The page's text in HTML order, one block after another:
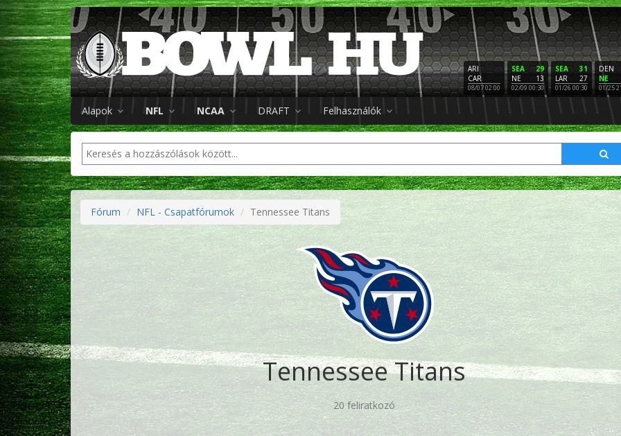
ARI
CAR
08/07 02:00
29
SEA
13
NE
02/09 00:30
31
SEA
27
LAR
01/26 00:30
DEN
NE
01/25
Alapok NFL NCAA DRAFT Felhasználók
Fórum NFL - Csapatfórumok Tennessee Titans
Tennessee Titans
20 feliratkozó